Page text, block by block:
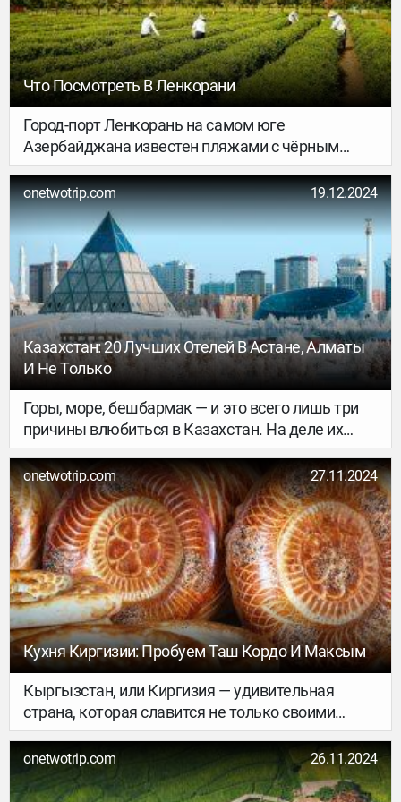
Что Посмотреть В Ленкорани
Город-порт Ленкорань на самом юге
Азербайджана известен пляжами с чёрным
песком на берегу Каспийского моря, древними
памятниками архитектуры, приятным
субтропическим климатом и живописными
окрестностями, где расположены чайно-
фруктовые плантации, заповедники и горячие
источники. В путеводителе собрали причины
посетить этот южный город и Ленкоранский
район.
onetwotrip.com 19.12.2024
Казахстан: 20 Лучших Отелей В Астане, Алматы
И Не Только
Горы, море, бешбармак — и это всего лишь три
причины влюбиться в Казахстан. На деле их
гораздо больше: убедитесь в этом сами в
путешествии по этой стране Центральной Азии.
Цель визита может быть любой: тепло и
искренность легко ощутимы даже в деловых
поездках, а отсутствие языкового барьера
поможет без труда завести приятные
знакомства. На русском тут говорят
повсеместно, но помните — пару вежливых фраз
выучить не помешает. Кстати, вот одна из них:
«Көп рахмет!» — «Большое спасибо!».
onetwotrip.com 27.11.2024
Кухня Киргизии: Пробуем Таш Кордо И Максым
Кыргызстан, или Киргизия — удивительная
страна, которая славится не только своими
живописными горами, реками и озерами, но и
богатой и разнообразной кухней. Кулинарные
традиции здесь складывались веками, и каждое
блюдо — не просто еда, а часть культуры и
onetwotrip.com 26.11.2024